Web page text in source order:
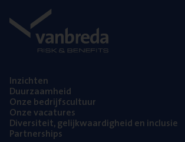
Inzich­ten
Duur­zaam­heid
Onze bedrijfs­cul­tuur
Onze vaca­tu­res
Diver­si­teit, gelijk­waar­dig­heid en inclusie
Part­ner­ships